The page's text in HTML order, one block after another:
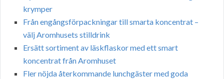
krymper
Från engångsförpackningar till smarta koncentrat –
välj Aromhusets stilldrink
Ersätt sortiment av läskflaskor med ett smart
koncentrat från Aromhuset
Fler nöjda återkommande lunchgäster med goda